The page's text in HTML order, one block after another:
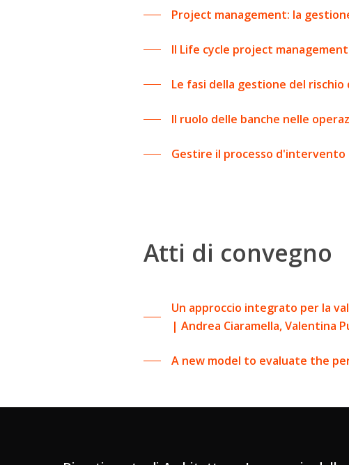
Project management: la
Il Life cycle project
Le fasi della gestione del
Il ruolo delle banche nelle
Gestire il processo d'intervento
Atti di convegno
Un approccio integrato per la
| Andrea Ciaramella, Valentina
A new model to evaluate the